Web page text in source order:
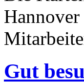
Gut